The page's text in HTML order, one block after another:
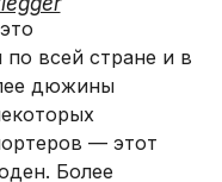
по всей стране и в
дюжины
— этот
Более